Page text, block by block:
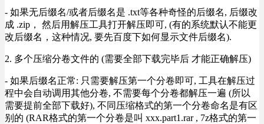
- 如果无后缀名/或者后缀名是 .txt等各种奇怪的后缀名, 后缀改
成 .zip， 然后用解压工具打开解压即可, (有的系统默认不能更
改后缀名，这种情况, 要先百度下如何显示文件后缀名).
2. 多个压缩分卷文件的 (需要全部下载完毕后 才能正确解压)
- 如果后缀名正常: 只需要解压第一个分卷即可, 工具在解压过
程中会自动调用其他分卷, 不需要每个分卷都解压一遍 (所以
需要提前全部下载好), 不同压缩格式的第一个分卷命名是有区
别的 (RAR格式的第一个分卷是叫 xxx.part1.rar , 7z格式的第一